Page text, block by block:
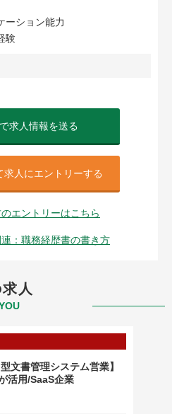
ーション能力
験
求人情報を送る
求人にエントリーする
エントリーはこちら
：職務経歴書の書き方
人
文書管理システム営業】
活用/SaaS企業